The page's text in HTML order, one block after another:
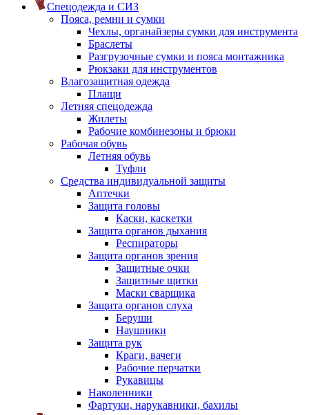
Спецодежда и СИЗ
Пояса, ремни и сумки
Чехлы, органайзеры сумки для инструмента
Браслеты
Разгрузочные сумки и пояса монтажника
Рюкзаки для инструментов
Влагозащитная одежда
Плащи
Летняя спецодежда
Жилеты
Рабочие комбинезоны и брюки
Рабочая обувь
Летняя обувь
Туфли
Средства индивидуальной защиты
Аптечки
Защита головы
Каски, каскетки
Защита органов дыхания
Респираторы
Защита органов зрения
Защитные очки
Защитные щитки
Маски сварщика
Защита органов слуха
Беруши
Наушники
Защита рук
Краги, вачеги
Рабочие перчатки
Рукавицы
Наколенники
Фартуки, нарукавники, бахилы